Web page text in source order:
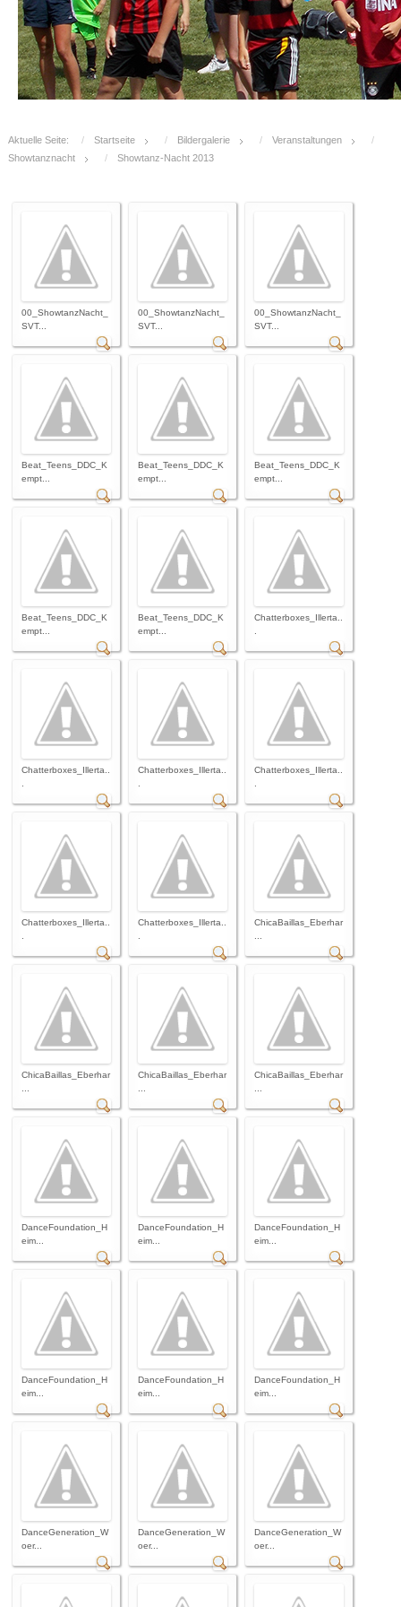
Aktuelle Seite: Startseite Bildergalerie
Veranstaltungen
Showtanznacht
Showtanz-Nacht 2013
00_ShowtanzNacht_
SVT...
00_ShowtanzNacht_
SVT...
00_ShowtanzNacht_
SVT...
Beat_Teens_DDC_K
empt...
Beat_Teens_DDC_K
empt...
Beat_Teens_DDC_K
empt...
Beat_Teens_DDC_K
empt...
Beat_Teens_DDC_K
empt...
Chatterboxes_Illerta..
Chatterboxes_Illerta..
Chatterboxes_Illerta..
Chatterboxes_Illerta..
Chatterboxes_Illerta..
Chatterboxes_Illerta..
ChicaBaillas_Eberhar
ChicaBaillas_Eberhar
ChicaBaillas_Eberhar
ChicaBaillas_Eberhar
DanceFoundation_H
eim...
DanceFoundation_H
eim...
DanceFoundation_H
eim...
DanceFoundation_H
eim...
DanceFoundation_H
eim...
DanceFoundation_H
eim...
DanceGeneration_W
oer...
DanceGeneration_W
oer...
DanceGeneration_W
oer...